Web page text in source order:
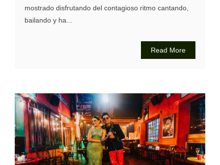
mostrado disfrutando del contagioso ritmo cantando,
bailando y ha...
Read More